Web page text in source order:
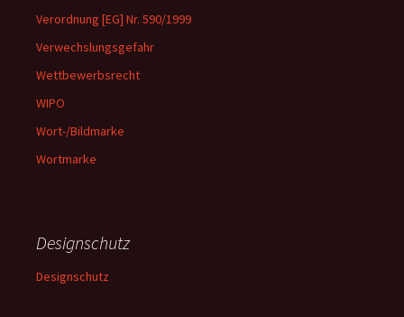
Verordnung [EG] Nr. 590/1999
Verwechslungsgefahr
Wettbewerbsrecht
WIPO
Wort-/Bildmarke
Wortmarke
Designschutz
Designschutz